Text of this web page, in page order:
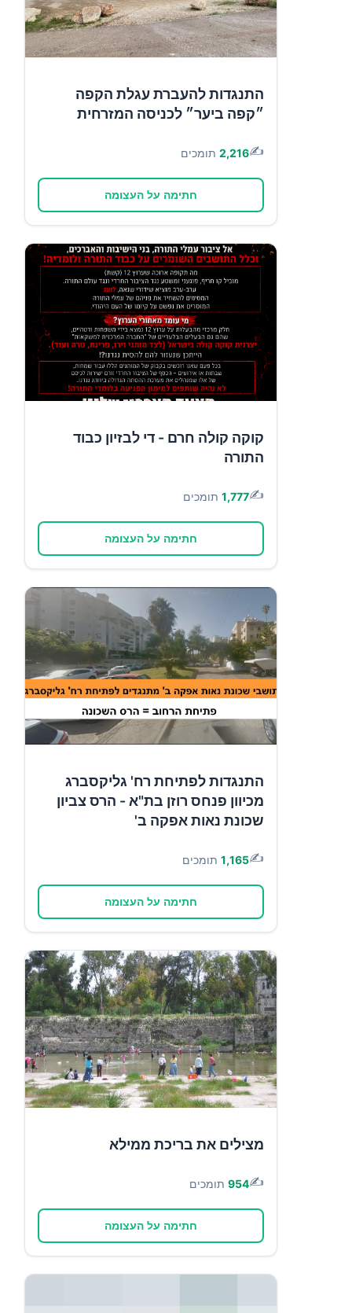
התנגדות להעברת עגלת הקפה
״קפה ביער״ לכניסה המזרחית
✍️
2,216 תומכים
חתימה על העצומה
קוקה קולה חרם - די לבזיון כבוד
התורה
✍️
1,777 תומכים
חתימה על העצומה
התנגדות לפתיחת רח' גליקסברג
מכיוון פנחס רוזן בת"א - הרס צביון
שכונת נאות אפקה ב'
✍️
1,165 תומכים
חתימה על העצומה
מצילים את בריכת ממילא
✍️
954 תומכים
חתימה על העצומה